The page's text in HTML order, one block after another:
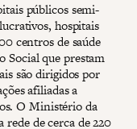
públicos semi-
hospitais
centros de saúde
Social que prestam
são dirigidos por
afiliadas a
O Ministério da
rede de cerca de 220